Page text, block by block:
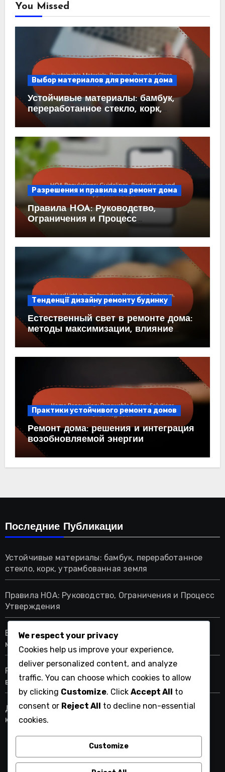
You Missed
Выбор материалов для ремонта дома
Устойчивые материалы: бамбук,
переработанное стекло, корк,
утрамбованная земля
Разрешения и правила на ремонт дома
Правила HOA: Руководство,
Ограничения и Процесс
Утверждения
Тенденції дизайну ремонту будинку
Естественный свет в ремонте дома:
методы максимизации, влияние
дизайна и преимущества
Практики устойчивого ремонта домов
Ремонт дома: решения и интеграция
возобновляемой энергии
Последние Публикации
Устойчивые материалы: бамбук, переработанное
стекло, корк, утрамбованная земля
Правила HOA: Руководство, Ограничения и Процесс
Утверждения
Естественный свет в ремонте дома: методы
максимизации, влияние дизайна и преимущества
Ремонт дома: решения и интеграция
возобновляемой энергии
Договоры на ремонт дома: когда обращаться к
юристу и ключевые соображения
We respect your privacy
Cookies help us improve your experience,
deliver personalized content, and analyze
traffic. You can choose which cookies to allow
by clicking Customize. Click Accept All to
consent or Reject All to decline non-essential
cookies.
Customize